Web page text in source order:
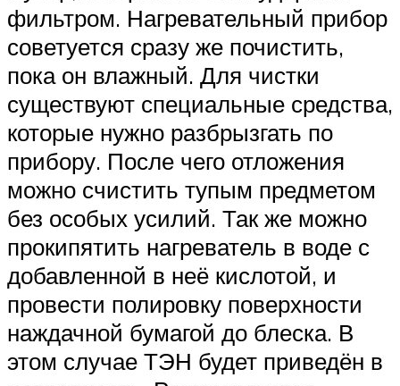
фильтром. Нагревательный прибор
советуется сразу же почистить,
пока он влажный. Для чистки
существуют специальные средства,
которые нужно разбрызгать по
прибору. После чего отложения
можно счистить тупым предметом
без особых усилий. Так же можно
прокипятить нагреватель в воде с
добавленной в неё кислотой, и
провести полировку поверхности
наждачной бумагой до блеска. В
этом случае ТЭН будет приведён в